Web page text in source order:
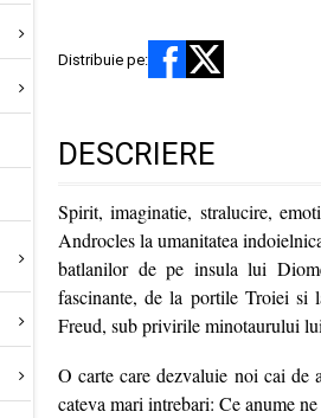
Distribuie pe:
DESCRIERE
Spirit, imaginatie, stralucire,
Androcles la umanitatea
batlanilor de pe insula lui
fascinante, de la portile Troiei si
Freud, sub privirile minotaurului
O carte care dezvaluie noi cai de
cateva mari intrebari: Ce anume